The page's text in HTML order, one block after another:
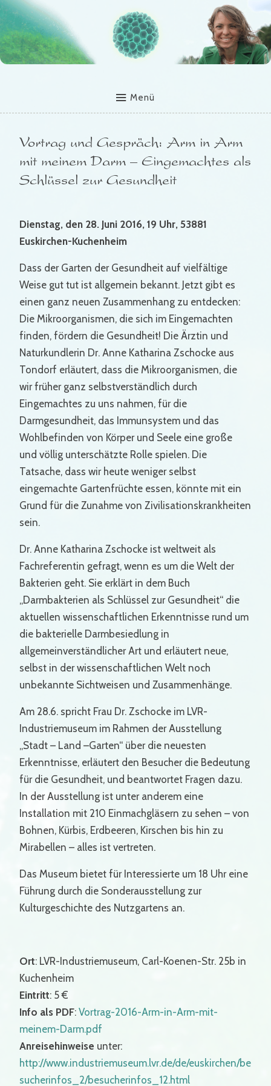
Menü
Vortrag und Gespräch: Arm in Arm
mit meinem Darm – Eingemachtes als
Schlüssel zur Gesundheit
Dienstag, den 28. Juni 2016, 19 Uhr, 53881
Euskirchen-Kuchenheim
Dass der Garten der Gesundheit auf vielfältige
Weise gut tut ist allgemein bekannt. Jetzt gibt es
einen ganz neuen Zusammenhang zu entdecken:
Die Mikroorganismen, die sich im Eingemachten
finden, fördern die Gesundheit! Die Ärztin und
Naturkundlerin Dr. Anne Katharina Zschocke aus
Tondorf erläutert, dass die Mikroorganismen, die
wir früher ganz selbstverständlich durch
Eingemachtes zu uns nahmen, für die
Darmgesundheit, das Immunsystem und das
Wohlbefinden von Körper und Seele eine große
und völlig unterschätzte Rolle spielen. Die
Tatsache, dass wir heute weniger selbst
eingemachte Gartenfrüchte essen, könnte mit ein
Grund für die Zunahme von Zivilisationskrankheiten
sein.
Dr. Anne Katharina Zschocke ist weltweit als
Fachreferentin gefragt, wenn es um die Welt der
Bakterien geht. Sie erklärt in dem Buch
„Darmbakterien als Schlüssel zur Gesundheit“ die
aktuellen wissenschaftlichen Erkenntnisse rund um
die bakterielle Darmbesiedlung in
allgemeinverständlicher Art und erläutert neue,
selbst in der wissenschaftlichen Welt noch
unbekannte Sichtweisen und Zusammenhänge.
Am 28.6. spricht Frau Dr. Zschocke im LVR-
Industriemuseum im Rahmen der Ausstellung
„Stadt – Land –Garten“ über die neuesten
Erkenntnisse, erläutert den Besucher die Bedeutung
für die Gesundheit, und beantwortet Fragen dazu.
In der Ausstellung ist unter anderem eine
Installation mit 210 Einmachgläsern zu sehen – von
Bohnen, Kürbis, Erdbeeren, Kirschen bis hin zu
Mirabellen – alles ist vertreten.
Das Museum bietet für Interessierte um 18 Uhr eine
Führung durch die Sonderausstellung zur
Kulturgeschichte des Nutzgartens an.
Ort: LVR-Industriemuseum, Carl-Koenen-Str. 25b in
Kuchenheim
Eintritt: 5 €
Info als PDF: Vortrag-2016-Arm-in-Arm-mit-
meinem-Darm.pdf
Anreisehinweise unter:
http://www.industriemuseum.lvr.de/de/euskirchen/be
sucherinfos_2/besucherinfos_12.html